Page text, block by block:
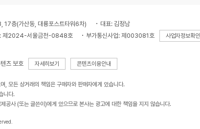
층(가산동, 대륭포스트타워6차)
대표: 김정남
: 제2024-서울금천-0848호 부가통신사업: 제003081호 사업자정보확인
츠 보호 자세히보기 콘텐츠이용안내
, 모든 상거래의 책임은 구매자와 판매자에게 있습니다.
니다.
공사 (또는 글쓴이)에게 있으므로 본사는 광고에 대한 책임을 지지 않습니다.